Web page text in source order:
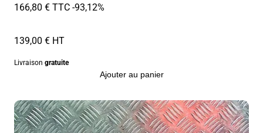
166,80 € TTC-93,12%
139,00 € HT
Livraison gratuite
Ajouter au panier